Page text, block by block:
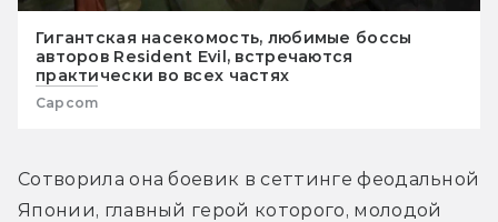
Гигантская насекомость, любимые боссы
авторов Resident Evil, встречаются
практически во всех частях
Capcom
Сотворила она боевик в сеттинге феодальной
Японии, главный герой которого, молодой